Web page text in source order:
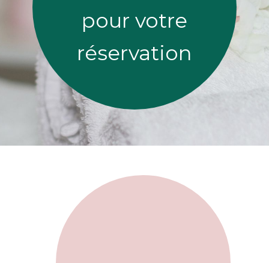
pour votre
réservation